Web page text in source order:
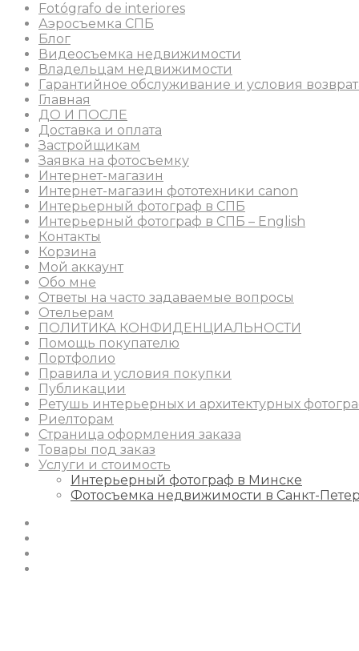
Fotógrafo de interiores
Аэросъемка СПБ
Блог
Видеосъемка недвижимости
Владельцам недвижимости
Гарантийное обслуживание и условия
Главная
ДО И ПОСЛЕ
Доставка и оплата
Застройщикам
Заявка на фотосъемку
Интернет-магазин
Интернет-магазин фототехники canon
Интерьерный фотограф в СПБ
Интерьерный фотограф в СПБ – English
Контакты
Корзина
Мой аккаунт
Обо мне
Ответы на часто задаваемые вопросы
Отельерам
ПОЛИТИКА КОНФИДЕНЦИАЛЬНОСТИ
Помощь покупателю
Портфолио
Правила и условия покупки
Публикации
Ретушь интерьерных и архитектурных
Риелторам
Страница оформления заказа
Товары под заказ
Услуги и стоимость
Интерьерный фотограф в Минске
Фотосъемка недвижимости в Санкт-